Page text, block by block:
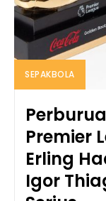
SEPAKBOLA
Premier
Erling
Igor